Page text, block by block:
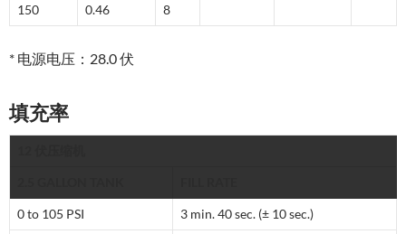
150 0.46 8
* 电源电压：28.0 伏
填充率
0 to 105 PSI 3 min. 40 sec. (± 10 sec.)